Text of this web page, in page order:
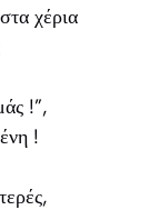
χέρια
!”,
!